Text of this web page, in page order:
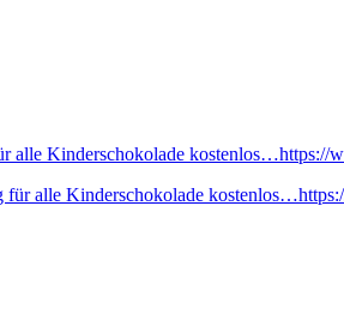
alle Kinderschokolade
für alle Kinderschokolade